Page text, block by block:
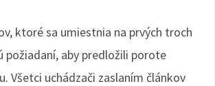
ktoré sa umiestnia na prvých troch
požiadaní, aby predložili porote
Všetci uchádzači zaslaním článkov